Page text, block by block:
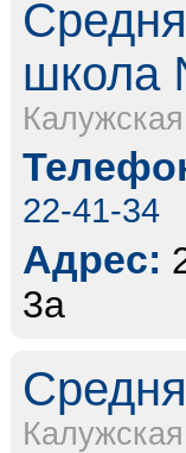
школа
22-41-34
Адрес:
3а